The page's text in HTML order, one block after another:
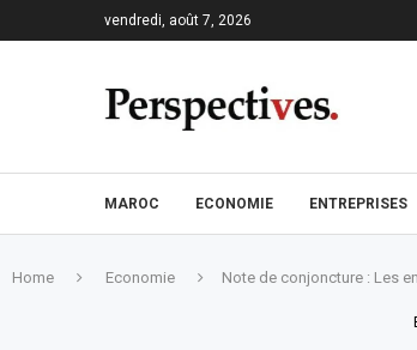
vendredi, août 7, 2026
MAROC ECONOMIE ENTREPRISES
Home Economie Note de conjoncture : Les